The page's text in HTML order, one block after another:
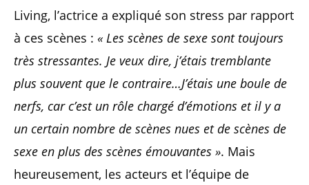
Living, l’actrice a expliqué son stress par rapport
à ces scènes : « Les scènes de sexe sont toujours
très stressantes. Je veux dire, j’étais tremblante
plus souvent que le contraire…J’étais une boule de
nerfs, car c’est un rôle chargé d’émotions et il y a
un certain nombre de scènes nues et de scènes de
sexe en plus des scènes émouvantes ». Mais
heureusement, les acteurs et l’équipe de